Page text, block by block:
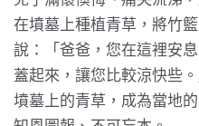
在墳墓上種植青草，將竹
說：「爸爸，您在這裡安
蓋起來，讓您比較涼快些
墳墓上的青草，成為當地